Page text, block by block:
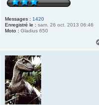
Messages : 1420
Enregistré le : sam. 26 oct. 2013 06:46
Moto : Gladius 650